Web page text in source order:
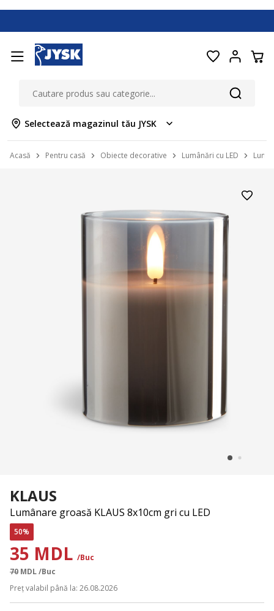
Selectează magazinul tău JYSK
Acasă Pentru casă Obiecte decorative Lumânări cu LED
KLAUS
Lumânare groasă KLAUS 8x10cm gri cu LED
50%
35 MDL /Buc
70 MDL/Buc
Preț valabil până la: 26.08.2026